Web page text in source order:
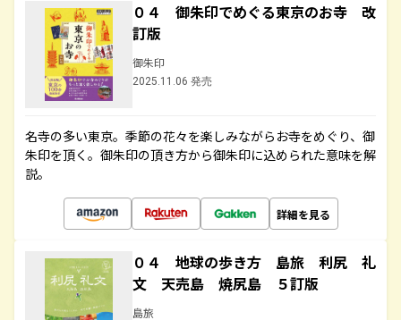
０４ 御朱印でめぐる東京のお寺 改
訂版
御朱印
2025.11.06 発売
名寺の多い東京。季節の花々を楽しみながらお寺をめぐり、御
朱印を頂く。御朱印の頂き方から御朱印に込められた意味を解
説。
詳細を見る
０４ 地球の歩き方 島旅 利尻 礼
文 天売島 焼尻島 ５訂版
島旅